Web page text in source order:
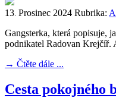
13. Prosinec 2024 Rubrika:
Gangsterka, která popisuje,
podnikatel Radovan Krejčíř.
→ Čtěte dále ...
Cesta pokojného